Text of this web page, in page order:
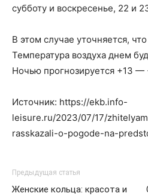
субботу и воскресенье, 22 и
В этом случае уточняется,
Температура воздуха днем
Ночью прогнозируется +13 —
Источник: https://ekb.info-
leisure.ru/2023/07/17/
rasskazali-o-pogode-na-
Предыдущая статья
Женские кольца: красота и